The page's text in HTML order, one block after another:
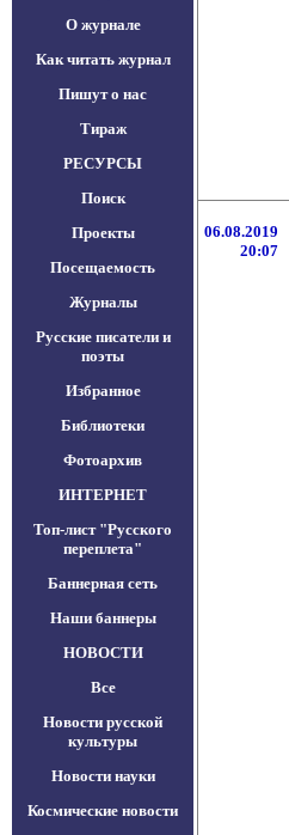
О журнале
Как читать журнал
Пишут о нас
Тираж
РЕСУРСЫ
Поиск
Проекты
Посещаемость
Журналы
Русские писатели и
поэты
Избранное
Библиотеки
Фотоархив
ИНТЕРНЕТ
Топ-лист "Русского
переплета"
Баннерная сеть
Наши баннеры
НОВОСТИ
Все
Новости русской
культуры
Новости науки
Космические новости
06.08.2019
20:07